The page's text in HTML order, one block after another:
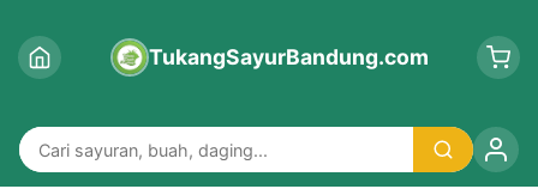
TukangSayurBandung.com